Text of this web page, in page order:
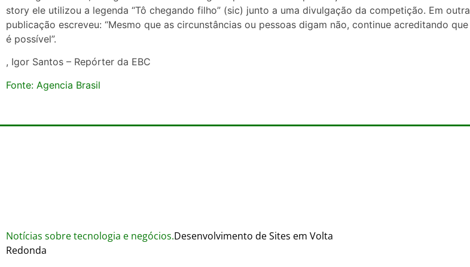
story ele utilizou a legenda “Tô chegando filho” (sic) junto a uma divulgação da competição. Em outra
publicação escreveu: “Mesmo que as circunstâncias ou pessoas digam não, continue acreditando que
é possível”.
, Igor Santos – Repórter da EBC
Fonte: Agencia Brasil
Notícias sobre tecnologia e negócios.Desenvolvimento de Sites em Volta
Redonda